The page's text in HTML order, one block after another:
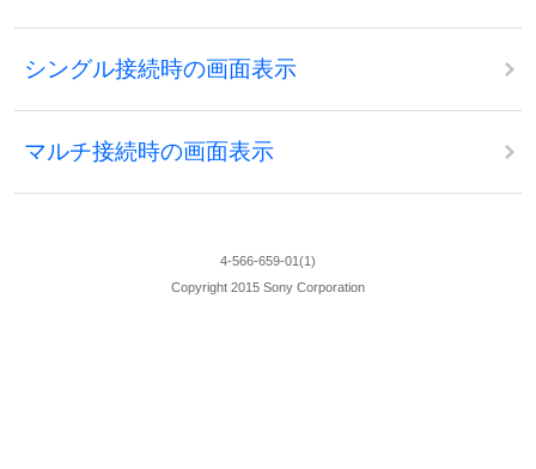
シングル接続時の画面表示
マルチ接続時の画面表示
4-566-659-01(1)
Copyright 2015 Sony Corporation